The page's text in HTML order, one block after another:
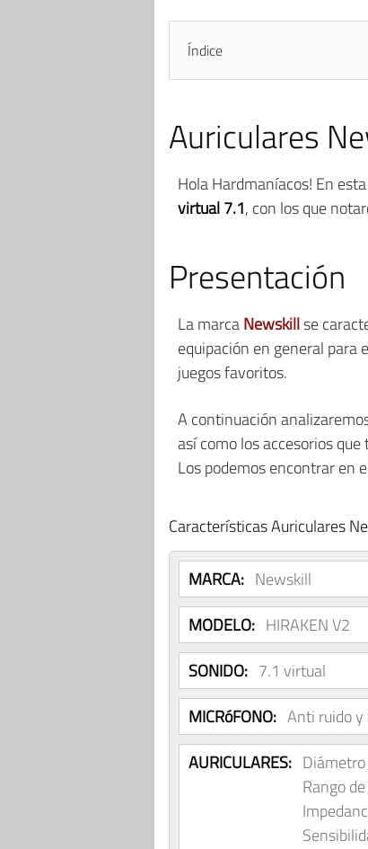
Índice
Auriculares
Hola Hardmaníacos! En
virtual 7.1, con los que
Presentación
La marcaNewskillse
equipación en general para
juegos favoritos.
A continuación
así como los accesorios que
Los podemos encontrar en
Características Auriculares
MARCA: Newskill
MODELO: HIRAKEN V2
SONIDO: 7.1 virtual
MICRóFONO: Anti ruido
AURICULARES:
Rango